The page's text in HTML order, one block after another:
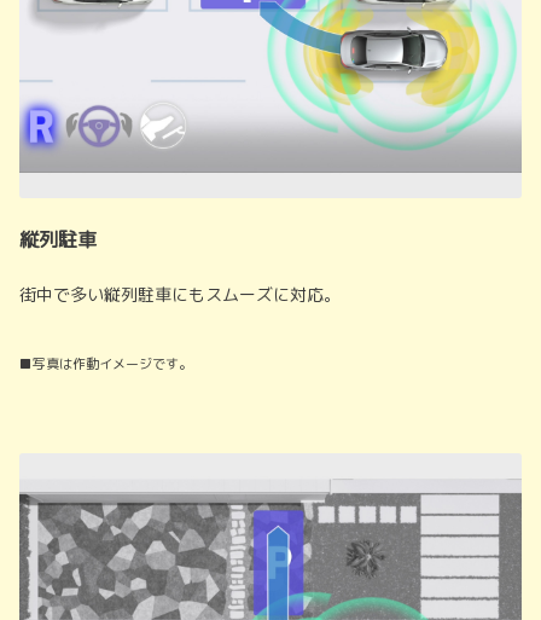
縦列駐車
街中で多い縦列駐車にもスムーズに対応。
■写真は作動イメージです。